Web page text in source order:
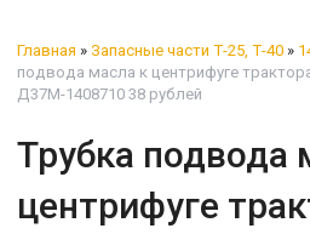
Главная » Запасные части Т-25, Т-40 »
подвода масла к центрифуге
Д37М-1408710 38 рублей
Трубка подвода
центрифуге